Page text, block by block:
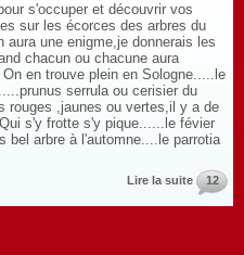
s'occuper et découvrir vos
sur les écorces des arbres du
aura une enigme,je donnerais les
chacun ou chacune aura
en trouve plein en Sologne.....le
serrula ou cerisier du
,jaunes ou vertes,il y a de
s'y frotte s'y pique......le févier
arbre à l'automne....le parrotia
Lire la suite 12